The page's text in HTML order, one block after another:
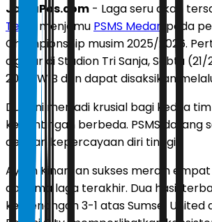
JawaPos.com - Laga seru akan
Tegal
menjamu PSMS Medan pada
Championship musim 2025/2026.
digelar di Stadion Tri Sanja, Sabtu
20.30 WIB dan dapat disaksikan
Duel ini menjadi krusial bagi kedua
kepentingan berbeda. PSMS datang
dengan kepercayaan diri tinggi.
Ayam Kinantan sukses meraih
dari lima laga terakhir. Dua hasil
kemenangan 3-1 atas Sumsel United